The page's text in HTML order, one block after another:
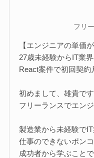
フリ
【エンジニアの単価
27歳未経験からIT業
React案件で初回契約
初めまして、雄貴です
フリーランスでエン
製造業から未経験でIT
仕事のできないポン
成功者から学ぶこと